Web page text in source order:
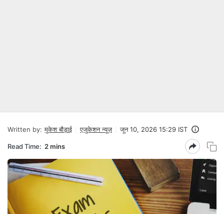
Written by: मुकेश बौड़ाई एजुकेशन न्यूज़ जून 10, 2026 15:29 IST
Read Time: 2 mins